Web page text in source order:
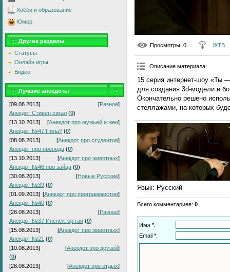
Хобби и образование
Юмор
Другие разделы
Статусы
Онлайн игры
Видео
Лучшие анекдоты
[09.08.2013] [Разное]
Анекдот Стивен сигал (0)
[13.10.2013]
[Анекдот про мужьей и жен]
Анекдот №47 Пила? (0)
[08.08.2013]
[Анекдот про студентов]
Анекдот про препода (0)
[13.10.2013]
[Анекдот про животных]
Анекдот №46 про зайца (0)
[30.08.2013]
[Новые Русские]
Анекдот №39 (0)
[01.09.2013] [Анекдот про программистов]
Анекдот №40 (0)
[28.08.2013]
[Разное]
Анекдот №37 Инспектор гаи (0)
[15.08.2013]
[Анекдот про животных]
Анекдот №21 (0)
[10.08.2013]
[Анекдот про друзей]
(0)
[28.08.2013]
[Анекдот про отдых]
Просмотры: 0 ЖТВ
Описание материала:
15 серия интернет-шоу «Ты
для создания 3d-модели и
Окончательно решено
стеллажами, на которых
Язык: Русский
Всего комментариев: 0
Имя *:
Email *: